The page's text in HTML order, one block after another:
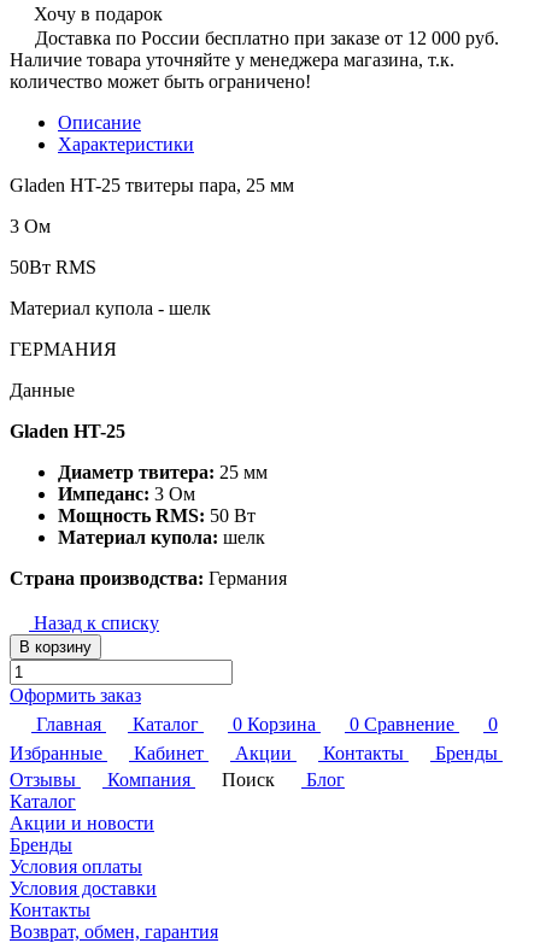
Хочу в подарок
Доставка по России бесплатно при заказе от 12 000 руб.
Наличие товара уточняйте у менеджера магазина, т.к.
количество может быть ограничено!
Описание
Характеристики
Gladen HT-25 твитеры пара, 25 мм
3 Ом
50Вт RMS
Материал купола - шелк
ГЕРМАНИЯ
Данные
Gladen HT-25
Диаметр твитера: 25 мм
Импеданс: 3 Ом
Мощность RMS: 50 Вт
Материал купола: шелк
Страна производства: Германия
Назад к списку
В корзину
Оформить заказ
Главная
Каталог 0 Корзина 0 Сравнение
0
Избранные
Кабинет Акции Контакты
Бренды
Отзывы
Компания Поиск
Блог
Каталог
Акции и новости
Бренды
Условия оплаты
Условия доставки
Контакты
Возврат, обмен, гарантия